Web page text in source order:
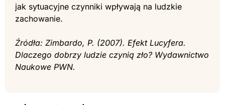
jak sytuacyjne czynniki wpływają na ludzkie
zachowanie.
Źródła: Zimbardo, P. (2007). Efekt Lucyfera.
Dlaczego dobrzy ludzie czynią zło? Wydawnictwo
Naukowe PWN.